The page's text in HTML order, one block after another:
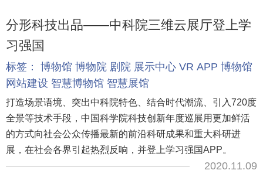
分形科技出品——中科院三维云展厅登上学
习强国
标签： 博物馆 博物院 剧院 展示中心 VR APP 博物馆
网站建设 智慧博物馆 智慧展馆
打造场景语境、突出中科院特色、结合时代潮流、引入720度
全景等技术手段，中国科学院科技创新年度巡展用更加鲜活
的方式向社会公众传播最新的前沿科研成果和重大科研进
展，在社会各界引起热烈反响，并登上学习强国APP。
2020.11.09